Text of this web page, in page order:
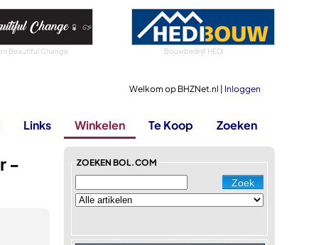
Beautiful Change Bouwbedrijf HEDI
Welkom op BHZNet.nl | Inloggen
Links Winkelen Te Koop Zoeken
-
ZOEKEN BOL.COM